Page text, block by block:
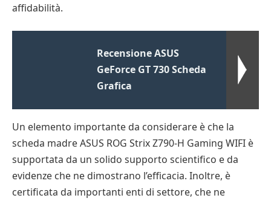
affidabilità.
Recensione ASUS
GeForce GT 730 Scheda
Grafica
Un elemento importante da considerare è che la
scheda madre ASUS ROG Strix Z790-H Gaming WIFI è
supportata da un solido supporto scientifico e da
evidenze che ne dimostrano l’efficacia. Inoltre, è
certificata da importanti enti di settore, che ne